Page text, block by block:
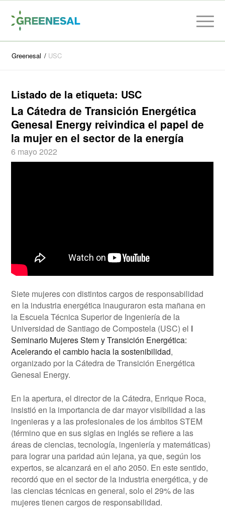
Greenesal / USC
Listado de la etiqueta: USC
La Cátedra de Transición Energética
Genesal Energy reivindica el papel de
la mujer en el sector de la energía
6 mayo 2022
Siete mujeres con distintos cargos de responsabilidad
en la industria energética inauguraron esta mañana en
la Escuela Técnica Superior de Ingeniería de la
Universidad de Santiago de Compostela (USC) el I
Seminario Mujeres Stem y Transición Energética:
Acelerando el cambio hacia la sostenibilidad,
organizado por la Cátedra de Transición Energética
Genesal Energy.
En la apertura, el director de la Cátedra, Enrique Roca,
insistió en la importancia de dar mayor visibilidad a las
ingenieras y a las profesionales de los ámbitos STEM
(término que en sus siglas en inglés se refiere a las
áreas de ciencias, tecnología, ingeniería y matemáticas)
para lograr una paridad aún lejana, ya que, según los
expertos, se alcanzará en el año 2050. En este sentido,
recordó que en el sector de la industria energética, y de
las ciencias técnicas en general, solo el 29% de las
mujeres tienen cargos de responsabilidad.